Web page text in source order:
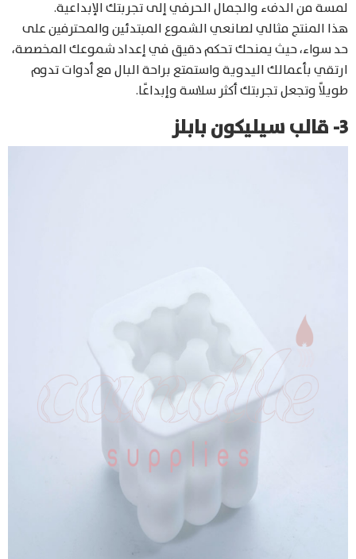
لمسة من الدفء والجمال الحرفي إلى تجربتك الإبداعية.
هذا المنتج مثالي لصانعي الشموع المبتدئين والمحترفين على
حد سواء، حيث يمنحك تحكم دقيق في إعداد شموعك المخصصة،
ارتقي بأعمالك اليدوية واستمتع براحة البال مع أدوات تدوم
طويلاً وتجعل تجربتك أكثر سلاسة وإبداعًا.
3- قالب سيليكون بابلز